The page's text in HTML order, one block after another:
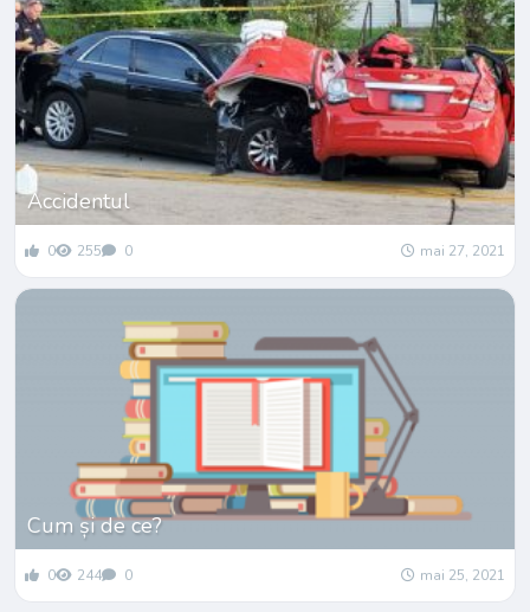
Accidentul
0 255 0 mai 27, 2021
Cum și de ce?
0 244 0 mai 25, 2021